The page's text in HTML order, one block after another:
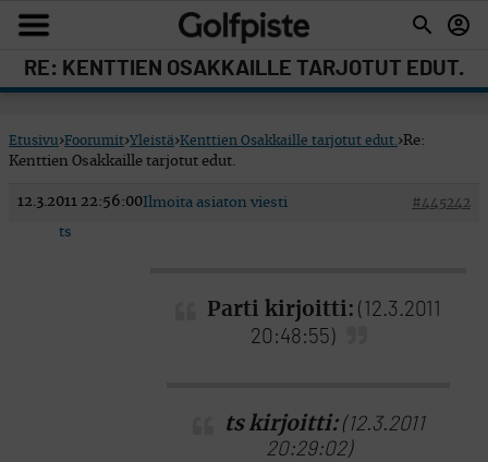
RE: KENTTIEN OSAKKAILLE TARJOTUT EDUT.
Etusivu›Foorumit›Yleistä›Kenttien Osakkaille tarjotut edut. ›Re:
Kenttien Osakkaille tarjotut edut.
12.3.2011 22:56:00 #445242
Ilmoita asiaton viesti
ts
Parti kirjoitti: (12.3.2011
20:48:55)
ts kirjoitti:(12.3.2011
20:29:02)